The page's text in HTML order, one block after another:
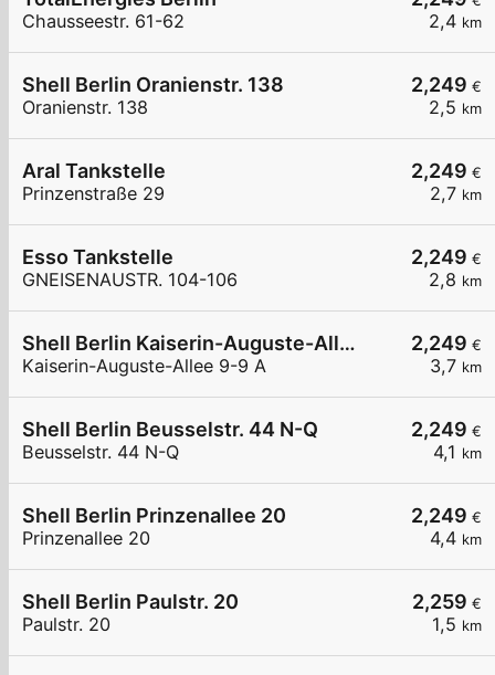
2,4 km
Chausseestr. 61-62
2,249 €
2,5 km
Shell Berlin Oranienstr. 138
Oranienstr. 138
2,249 €
2,7 km
Aral Tankstelle
Prinzenstraße 29
2,249 €
2,8 km
Esso Tankstelle
GNEISENAUSTR. 104-106
2,249 €
3,7 km
Shell Berlin Kaiserin-Auguste-Allee 9-9 A
Kaiserin-Auguste-Allee 9-9 A
2,249 €
4,1 km
Shell Berlin Beusselstr. 44 N-Q
Beusselstr. 44 N-Q
2,249 €
4,4 km
Shell Berlin Prinzenallee 20
Prinzenallee 20
2,259 €
1,5 km
Shell Berlin Paulstr. 20
Paulstr. 20